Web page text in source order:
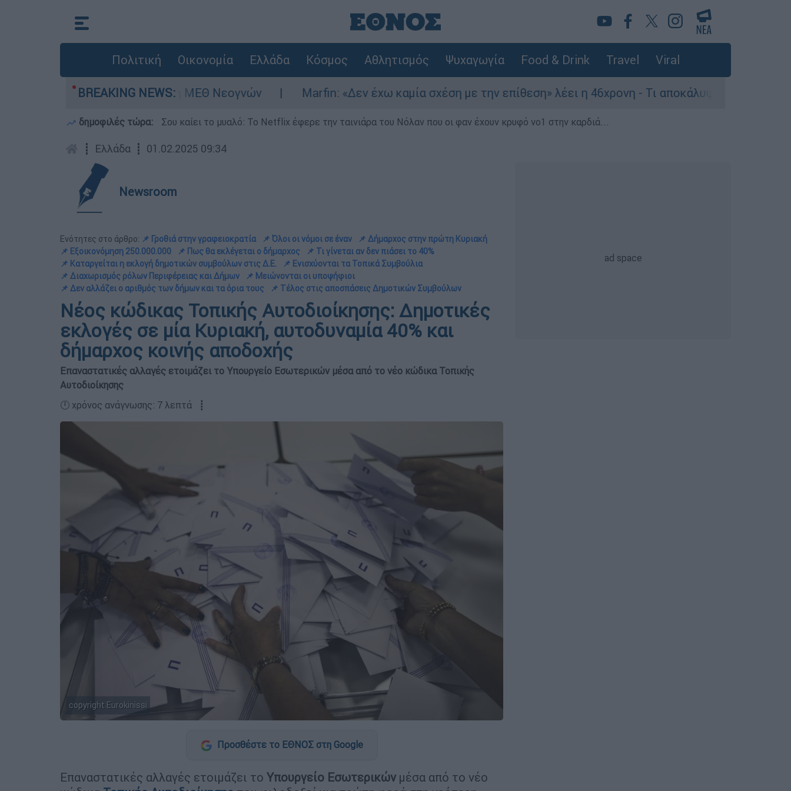
Πολιτική Οικονομία Ελλάδα Κόσμος Αθλητισμός Ψυχαγωγία Food & Drink Travel Viral
BREAKING NEWS:
Νοσηλευόταν στη ΜΕΘ Νεογνών Marfin: «Δεν έχω καμία σχέση με την επίθεση» λέει η 46χρονη - Τι αποκάλυψε στους αστυνομικούς
δημοφιλές τώρα: Σου καίει το μυαλό: Το Netflix έφερε την ταινιάρα του Νόλαν που οι φαν έχουν κρυφό νο1 στην καρδιά...
┋ Ελλάδα ┋ 01.02.2025 09:34
Newsroom
Ενότητες στο άρθρο: 📌 Γροθιά στην γραφειοκρατία 📌 Όλοι οι νόμοι σε έναν
📌 Δήμαρχος στην πρώτη Κυριακή
📌 Εξοικονόμηση 250.000.000
📌 Πως θα εκλέγεται ο δήμαρχος
📌 Τι γίνεται αν δεν πιάσει το 40%
📌 Καταργείται η εκλογή δημοτικών συμβούλων στις Δ.Ε.
📌 Ενισχύονται τα Τοπικά Συμβούλια
📌 Διαχωρισμός ρόλων Περιφέρειας και Δήμων
📌 Μειώνονται οι υποψήφιοι
📌 Δεν αλλάζει ο αριθμός των δήμων και τα όρια τους
📌 Τέλος στις αποσπάσεις Δημοτικών Συμβούλων
Νέος κώδικας Τοπικής Αυτοδιοίκησης: Δημοτικές
εκλογές σε μία Κυριακή, αυτοδυναμία 40% και
δήμαρχος κοινής αποδοχής
Επαναστατικές αλλαγές ετοιμάζει το Υπουργείο Εσωτερικών μέσα από το νέο κώδικα Τοπικής
Αυτοδιοίκησης
🕛 χρόνος ανάγνωσης: 7 λεπτά ┋
copyright Eurokinissi
Προσθέστε το ΕΘΝΟΣ στη Google
Επαναστατικές αλλαγές ετοιμάζει το Υπουργείο Εσωτερικών μέσα από το νέο